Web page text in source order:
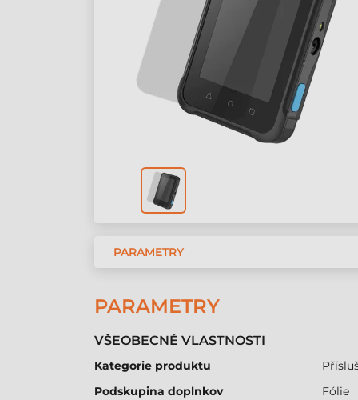
PARAMETRY
PARAMETRY
VŠEOBECNÉ VLASTNOSTI
Kategorie produktu
Podskupina doplnkov
Fólie